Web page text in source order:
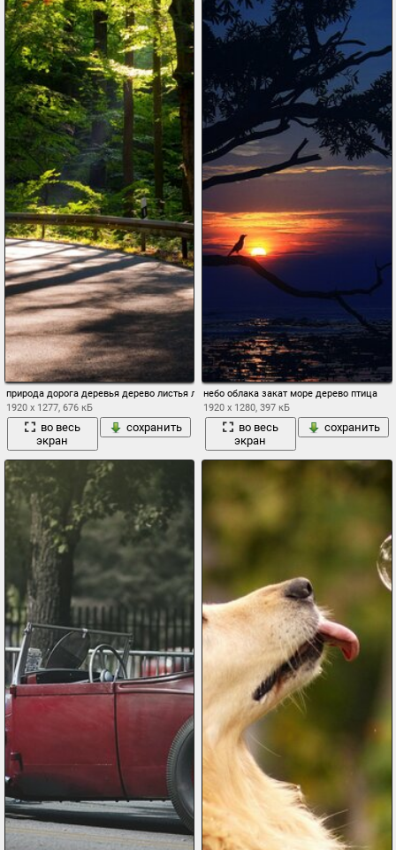
природа дорога деревья дерево листья листва солнце фон обои
1920 x 1277, 676 кБ
во весь
экран
сохранить
небо облака закат море дерево птица
1920 x 1280, 397 кБ
во весь
экран
сохранить